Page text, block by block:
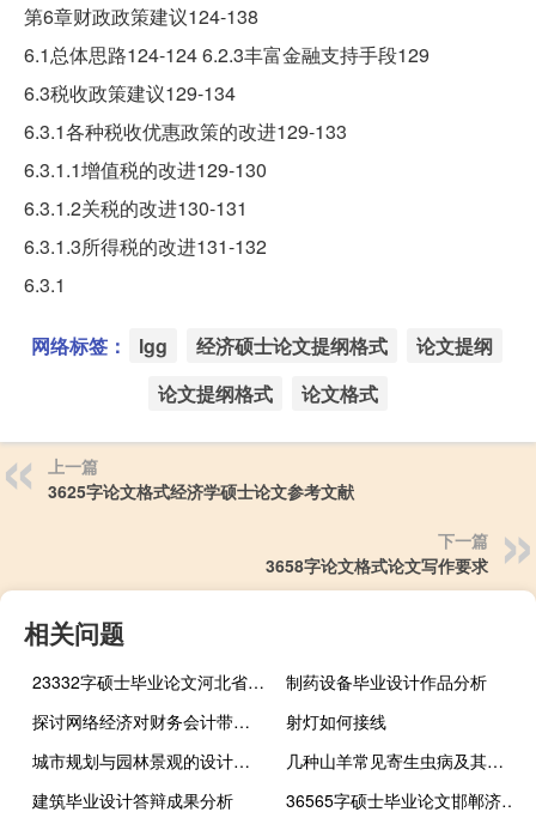
第6章财政政策建议124-138
6.1总体思路124-124 6.2.3丰富金融支持手段129
6.3税收政策建议129-134
6.3.1各种税收优惠政策的改进129-133
6.3.1.1增值税的改进129-130
6.3.1.2关税的改进130-131
6.3.1.3所得税的改进131-132
6.3.1
网络标签： lgg 经济硕士论文提纲格式
论文提纲
论文提纲格式
论文格式
上一篇
3625字论文格式经济学硕士论文参考文献
下一篇
3658字论文格式论文写作要求
相关问题
23332字硕士毕业论文河北省高技术产业科技人才流动影响因素研究
制药设备毕业设计作品分析
探讨网络经济对财务会计带来的影响及发展,网络会计对会计行业有什么影响
射灯如何接线
城市规划与园林景观的设计意义分析,经典园林景观设计设计手册高分
几种山羊常见寄生虫病及其诊治,哪些药物用于彻底消灭山羊体内和体外的寄生虫
建筑毕业设计答辩成果分析
36565字硕士毕业论文邯郸济南新区产业集群发展研究